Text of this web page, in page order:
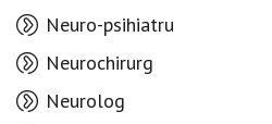
Neuro-psihiatru
Neurochirurg
Neurolog